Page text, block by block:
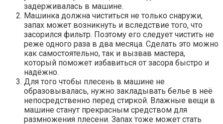
задерживалась в машине.
Машинка должна чиститься не только снаружи,
запах может возникнуть и вследствие того, что
засорился фильтр. Поэтому его следует чистить не
реже одного раза в два месяца. Сделать это можно
как самостоятельно, так и вызвав мастера,
который поможет избавиться от засора быстро и
надёжно.
Для того чтобы плесень в машине не
образовывалась, нужно закладывать белье в неё
непосредственно перед стиркой. Влажные вещи в
машине станут прекрасным средством для
размножения плесени. Запах тоже может стать